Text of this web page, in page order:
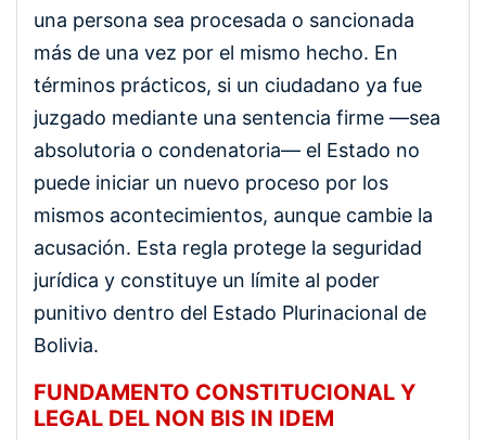
una persona sea procesada o sancionada
más de una vez por el mismo hecho. En
términos prácticos, si un ciudadano ya fue
juzgado mediante una sentencia firme —sea
absolutoria o condenatoria— el Estado no
puede iniciar un nuevo proceso por los
mismos acontecimientos, aunque cambie la
acusación. Esta regla protege la seguridad
jurídica y constituye un límite al poder
punitivo dentro del Estado Plurinacional de
Bolivia.
FUNDAMENTO CONSTITUCIONAL Y
LEGAL DEL NON BIS IN IDEM